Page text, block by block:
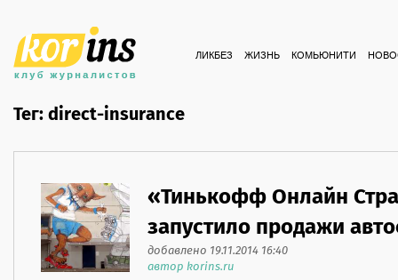
ЛИКБЕЗ ЖИЗНЬ КОМЬЮНИТИ
Тег: direct-insurance
«Тинькофф Онлайн
запустило продажи
добавлено 19.11.2014 16:40
автор korins.ru